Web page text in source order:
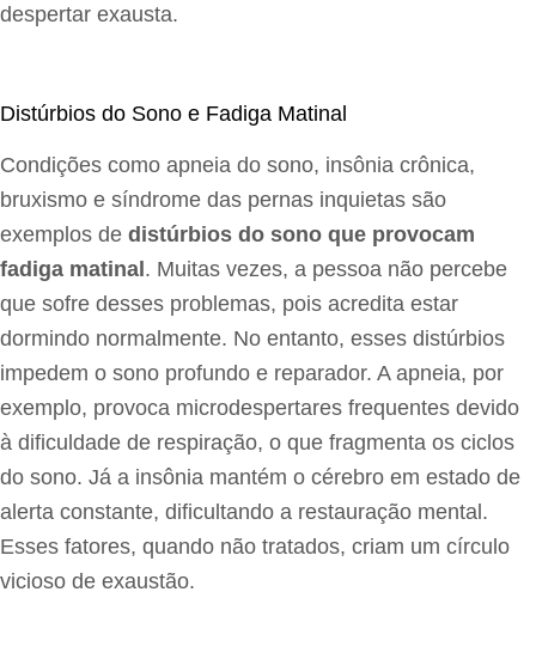
despertar exausta.
Distúrbios do Sono e Fadiga Matinal
Condições como apneia do sono, insônia crônica,
bruxismo e síndrome das pernas inquietas são
exemplos de distúrbios do sono que provocam
fadiga matinal. Muitas vezes, a pessoa não percebe
que sofre desses problemas, pois acredita estar
dormindo normalmente. No entanto, esses distúrbios
impedem o sono profundo e reparador. A apneia, por
exemplo, provoca microdespertares frequentes devido
à dificuldade de respiração, o que fragmenta os ciclos
do sono. Já a insônia mantém o cérebro em estado de
alerta constante, dificultando a restauração mental.
Esses fatores, quando não tratados, criam um círculo
vicioso de exaustão.